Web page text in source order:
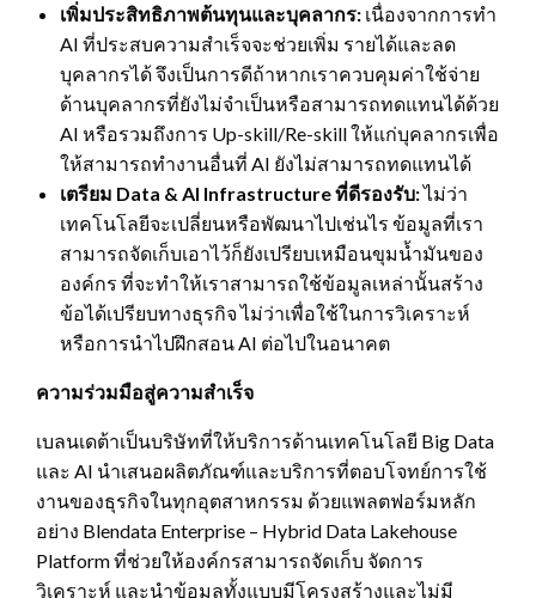
เพิ่มประสิทธิภาพต้นทุนและบุคลากร: เนื่องจากการทำ
AI ที่ประสบความสำเร็จจะช่วยเพิ่ม รายได้และลด
บุคลากรได้ จึงเป็นการดีถ้าหากเราควบคุมค่าใช้จ่าย
ด้านบุคลากรที่ยังไม่จำเป็นหรือสามารถทดแทนได้ด้วย
AI หรือรวมถึงการ Up-skill/Re-skill ให้แก่บุคลากรเพื่อ
ให้สามารถทำงานอื่นที่ AI ยังไม่สามารถทดแทนได้
เตรียม Data & AI Infrastructure ที่ดีรองรับ:ไม่ว่า
เทคโนโลยีจะเปลี่ยนหรือพัฒนาไปเช่นไร ข้อมูลที่เรา
สามารถจัดเก็บเอาไว้ก็ยังเปรียบเหมือนขุมน้ำมันของ
องค์กร ที่จะทำให้เราสามารถใช้ข้อมูลเหล่านั้นสร้าง
ข้อได้เปรียบทางธุรกิจ ไม่ว่าเพื่อใช้ในการวิเคราะห์
หรือการนำไปฝึกสอน AI ต่อไปในอนาคต
ความร่วมมือสู่ความสำเร็จ
เบลนเดต้าเป็นบริษัทที่ให้บริการด้านเทคโนโลยี Big Data
และ AI นำเสนอผลิตภัณฑ์และบริการที่ตอบโจทย์การใช้
งานของธุรกิจในทุกอุตสาหกรรม ด้วยแพลตฟอร์มหลัก
อย่าง Blendata Enterprise – Hybrid Data Lakehouse
Platform ที่ช่วยให้องค์กรสามารถจัดเก็บ จัดการ
วิเคราะห์ และนำข้อมูลทั้งแบบมีโครงสร้างและไม่มี